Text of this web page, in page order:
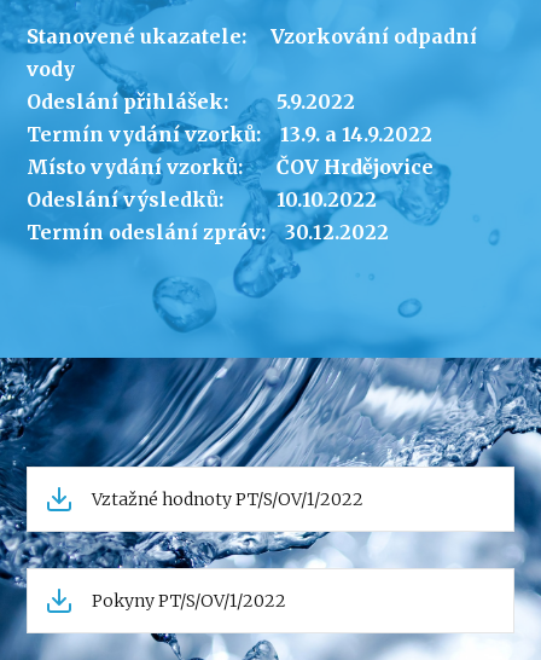
Stanovené ukazatele: Vzorkování odpadní
vody
Odeslání přihlášek: 5.9.2022
Termín vydání vzorků: 13.9. a 14.9.2022
Místo vydání vzorků: ČOV Hrdějovice
Odeslání výsledků: 10.10.2022
Termín odeslání zpráv: 30.12.2022
Vztažné hodnoty PT/S/OV/1/2022
Pokyny PT/S/OV/1/2022